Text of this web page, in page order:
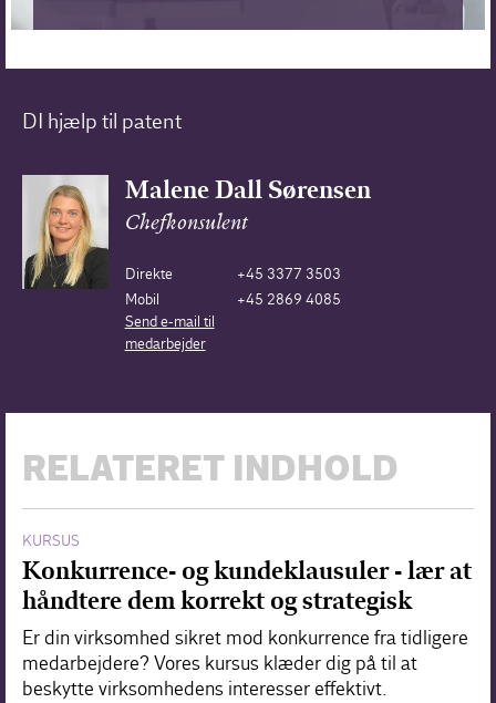
DI hjælp til patent
Malene Dall Sørensen
Chefkonsulent
Direkte
+45 3377 3503
Mobil
+45 2869 4085
Send e-mail til
medarbejder
RELATERET INDHOLD
KURSUS
Konkurrence- og kundeklausuler - lær at
håndtere dem korrekt og strategisk
Er din virksomhed sikret mod konkurrence fra tidligere
medarbejdere? Vores kursus klæder dig på til at
beskytte virksomhedens interesser effektivt.